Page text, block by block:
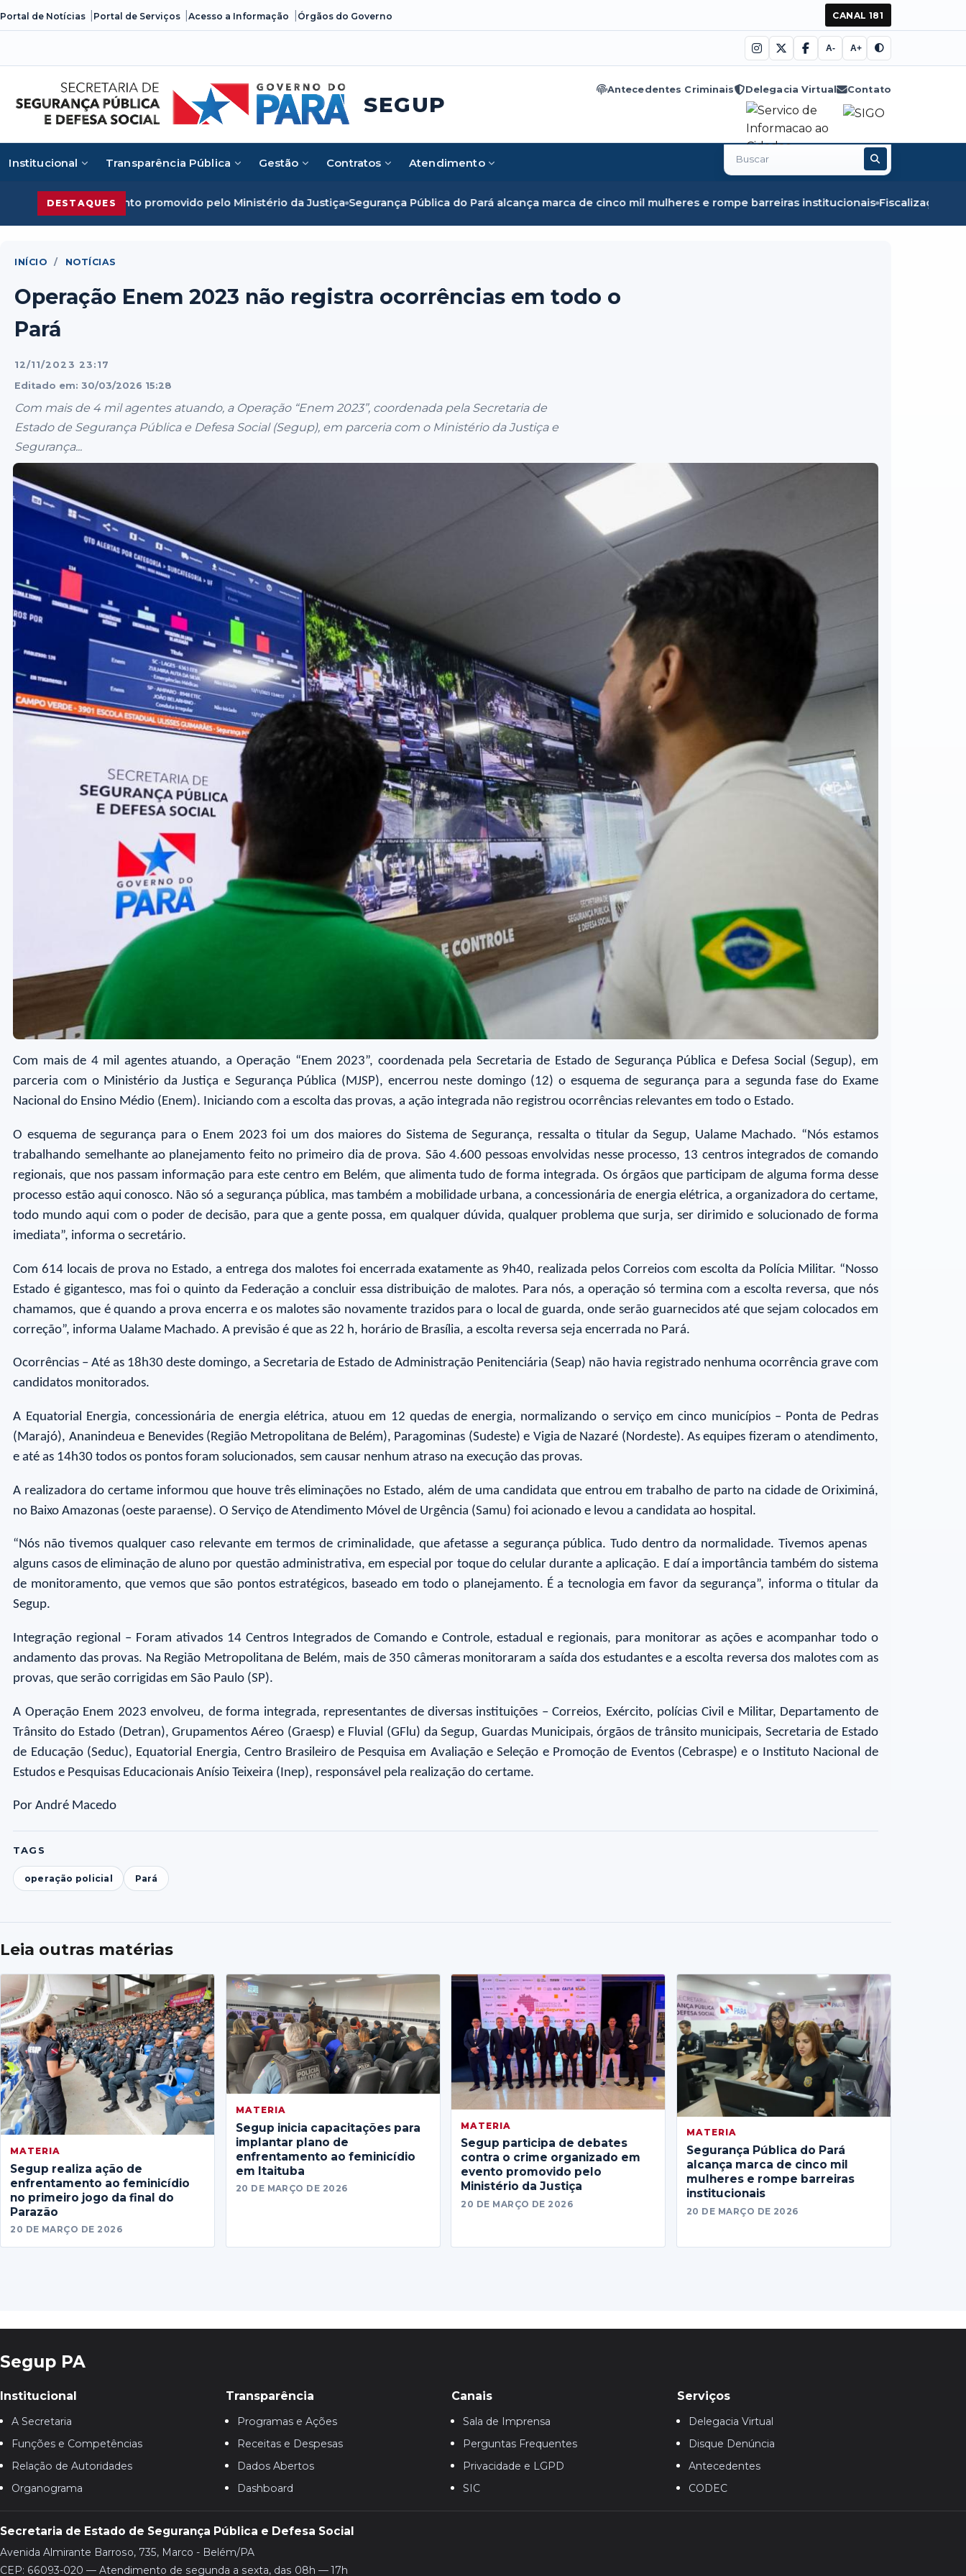
Portal de Notícias Portal de Serviços Acesso a Informação Órgãos do Governo CANAL 181
A- A+
SEGUP
Antecedentes Criminais Delegacia Virtual Contato
Institucional Transparência Pública Gestão Contratos Atendimento
Buscar
no
DESTAQUES
promovido pelo Ministério da Justiça Segurança Pública do Pará alcança marca de cinco mil mulheres e rompe barreiras institucionais Fiscalização em Óbidos apreende
INÍCIO / NOTÍCIAS
Operação Enem 2023 não registra ocorrências em todo o
Pará
12/11/2023 23:17
Editado em: 30/03/2026 15:28
Com mais de 4 mil agentes atuando, a Operação “Enem 2023”, coordenada pela Secretaria de
Estado de Segurança Pública e Defesa Social (Segup), em parceria com o Ministério da Justiça e
Segurança...
Com mais de 4 mil agentes atuando, a Operação “Enem 2023”, coordenada pela Secretaria de Estado de Segurança Pública e Defesa Social (Segup), em
parceria com o Ministério da Justiça e Segurança Pública (MJSP), encerrou neste domingo (12) o esquema de segurança para a segunda fase do Exame
Nacional do Ensino Médio (Enem). Iniciando com a escolta das provas, a ação integrada não registrou ocorrências relevantes em todo o Estado.
O esquema de segurança para o Enem 2023 foi um dos maiores do Sistema de Segurança, ressalta o titular da Segup, Ualame Machado. “Nós estamos
trabalhando semelhante ao planejamento feito no primeiro dia de prova. São 4.600 pessoas envolvidas nesse processo, 13 centros integrados de comando
regionais, que nos passam informação para este centro em Belém, que alimenta tudo de forma integrada. Os órgãos que participam de alguma forma desse
processo estão aqui conosco. Não só a segurança pública, mas também a mobilidade urbana, a concessionária de energia elétrica, a organizadora do certame,
todo mundo aqui com o poder de decisão, para que a gente possa, em qualquer dúvida, qualquer problema que surja, ser dirimido e solucionado de forma
imediata”, informa o secretário.
Com 614 locais de prova no Estado, a entrega dos malotes foi encerrada exatamente as 9h40, realizada pelos Correios com escolta da Polícia Militar. “Nosso
Estado é gigantesco, mas foi o quinto da Federação a concluir essa distribuição de malotes. Para nós, a operação só termina com a escolta reversa, que nós
chamamos, que é quando a prova encerra e os malotes são novamente trazidos para o local de guarda, onde serão guarnecidos até que sejam colocados em
correção”, informa Ualame Machado. A previsão é que as 22 h, horário de Brasília, a escolta reversa seja encerrada no Pará.
Ocorrências – Até as 18h30 deste domingo, a Secretaria de Estado de Administração Penitenciária (Seap) não havia registrado nenhuma ocorrência grave com
candidatos monitorados.
A Equatorial Energia, concessionária de energia elétrica, atuou em 12 quedas de energia, normalizando o serviço em cinco municípios – Ponta de Pedras
(Marajó), Ananindeua e Benevides (Região Metropolitana de Belém), Paragominas (Sudeste) e Vigia de Nazaré (Nordeste). As equipes fizeram o atendimento,
e até as 14h30 todos os pontos foram solucionados, sem causar nenhum atraso na execução das provas.
A realizadora do certame informou que houve três eliminações no Estado, além de uma candidata que entrou em trabalho de parto na cidade de Oriximiná,
no Baixo Amazonas (oeste paraense). O Serviço de Atendimento Móvel de Urgência (Samu) foi acionado e levou a candidata ao hospital.
“Nós não tivemos qualquer caso relevante em termos de criminalidade, que afetasse a segurança pública. Tudo dentro da normalidade. Tivemos apenas
alguns casos de eliminação de aluno por questão administrativa, em especial por toque do celular durante a aplicação. E daí a importância também do sistema
de monitoramento, que vemos que são pontos estratégicos, baseado em todo o planejamento. É a tecnologia em favor da segurança”, informa o titular da
Segup.
Integração regional – Foram ativados 14 Centros Integrados de Comando e Controle, estadual e regionais, para monitorar as ações e acompanhar todo o
andamento das provas. Na Região Metropolitana de Belém, mais de 350 câmeras monitoraram a saída dos estudantes e a escolta reversa dos malotes com as
provas, que serão corrigidas em São Paulo (SP).
A Operação Enem 2023 envolveu, de forma integrada, representantes de diversas instituições – Correios, Exército, polícias Civil e Militar, Departamento de
Trânsito do Estado (Detran), Grupamentos Aéreo (Graesp) e Fluvial (GFlu) da Segup, Guardas Municipais, órgãos de trânsito municipais, Secretaria de Estado
de Educação (Seduc), Equatorial Energia, Centro Brasileiro de Pesquisa em Avaliação e Seleção e Promoção de Eventos (Cebraspe) e o Instituto Nacional de
Estudos e Pesquisas Educacionais Anísio Teixeira (Inep), responsável pela realização do certame.
Por André Macedo
TAGS
operação policial Pará
Leia outras matérias
MATERIA
Segup realiza ação de
enfrentamento ao feminicídio
no primeiro jogo da final do
Parazão
20 DE MARÇO DE 2026
MATERIA
Segup inicia capacitações para
implantar plano de
enfrentamento ao feminicídio
em Itaituba
20 DE MARÇO DE 2026
MATERIA
Segup participa de debates
contra o crime organizado em
evento promovido pelo
Ministério da Justiça
20 DE MARÇO DE 2026
MATERIA
Segurança Pública do Pará
alcança marca de cinco mil
mulheres e rompe barreiras
institucionais
20 DE MARÇO DE 2026
Segup PA
Institucional
A Secretaria
Funções e Competências
Relação de Autoridades
Organograma
Transparência
Programas e Ações
Receitas e Despesas
Dados Abertos
Dashboard
Canais
Sala de Imprensa
Perguntas Frequentes
Privacidade e LGPD
SIC
Serviços
Delegacia Virtual
Disque Denúncia
Antecedentes
CODEC
Secretaria de Estado de Segurança Pública e Defesa Social
Avenida Almirante Barroso, 735, Marco - Belém/PA
CEP: 66093-020 — Atendimento de segunda a sexta, das 08h — 17h